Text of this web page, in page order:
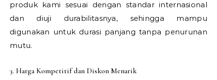
produk kami sesuai dengan standar internasional
dan diuji durabilitasnya, sehingga mampu
digunakan untuk durasi panjang tanpa penurunan
mutu.
3. Harga Kompetitif dan Diskon Menarik